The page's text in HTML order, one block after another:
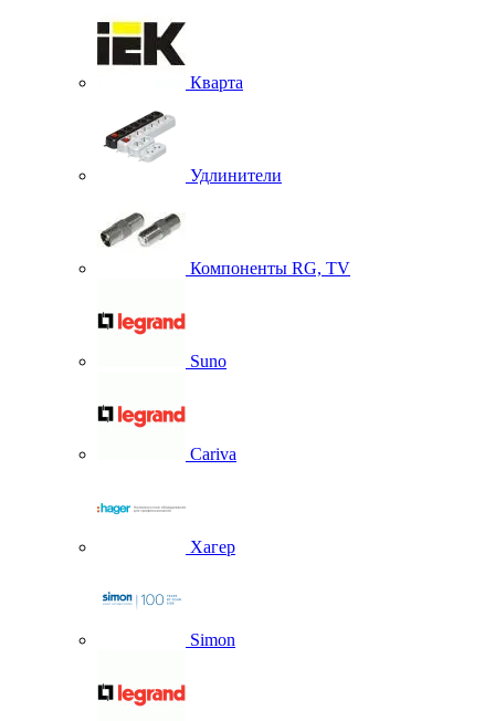
Кварта
Удлинители
Компоненты RG, TV
Suno
Cariva
Хагер
Simon